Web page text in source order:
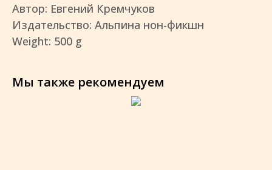
Автор: Евгений Кремчуков
Издательство: Альпина нон-фикшн
Weight: 500 g
Мы также рекомендуем